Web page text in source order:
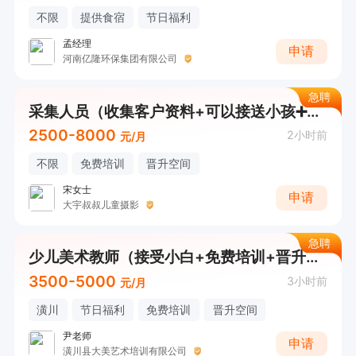
不限 提供食宿 节日福利
孟经理
河南亿隆环保集团有限公司
申请
急聘
采集人员（收集客户资料+可以接送小孩➕暑假工勿扰）
2500-8000 元/月 2小时前
不限 免费培训 晋升空间
宋女士
大宇叔叔儿童摄影
申请
急聘
少儿美术教师（接受小白+免费培训+晋升空间）
3500-5000 元/月 3小时前
潢川 节日福利 免费培训 晋升空间
尹老师
潢川县大美艺术培训有限公司
申请